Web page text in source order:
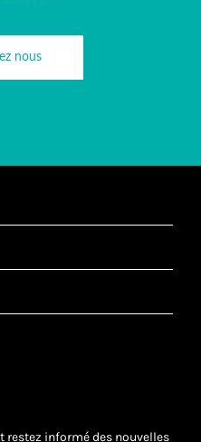
nous
restez informé des nouvelles